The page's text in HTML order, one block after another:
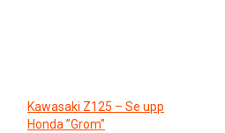
Kawasaki Z125 – Se upp
Honda ”Grom”